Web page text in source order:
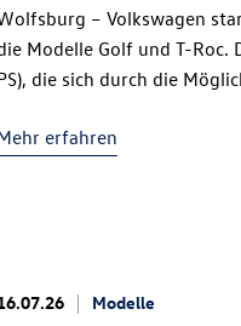
– Volkswagen
Modelle Golf und T-Roc.
, die sich durch die
Volkswagen sein
erfahren
Modelle